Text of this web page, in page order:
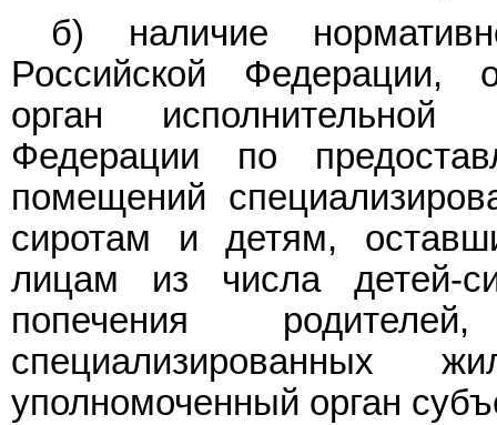
б) наличие
Российской Федерации,
орган исполнительной
Федерации по
помещений
сиротам и детям,
лицам из числа детей-
попечения
уполномоченный орган